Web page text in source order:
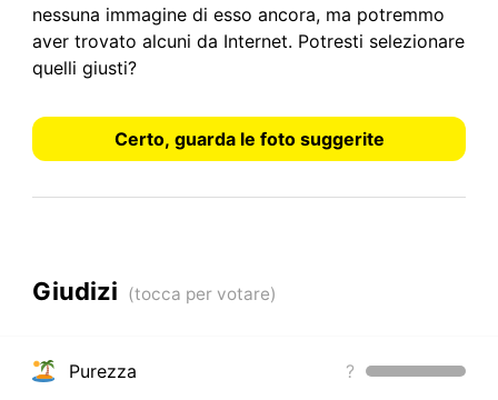
nessuna immagine di esso ancora, ma potremmo
aver trovato alcuni da Internet. Potresti selezionare
quelli giusti?
Certo, guarda le foto suggerite
Giudizi
Purezza ?